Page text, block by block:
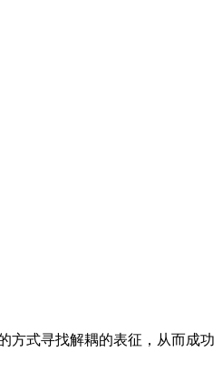
方式寻找解耦的表征，从而成功